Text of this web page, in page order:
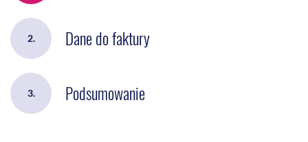
2. Dane do faktury
3. Podsumowanie